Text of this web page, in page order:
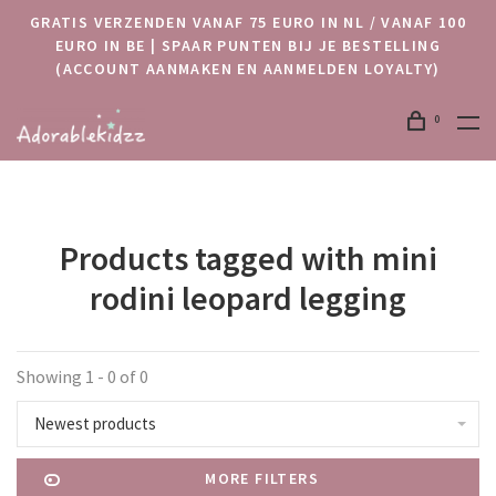
GRATIS VERZENDEN VANAF 75 EURO IN NL / VANAF 100
EURO IN BE | SPAAR PUNTEN BIJ JE BESTELLING
(ACCOUNT AANMAKEN EN AANMELDEN LOYALTY)
0
Products tagged with mini
rodini leopard legging
Showing 1 - 0 of 0
Newest products
MORE FILTERS